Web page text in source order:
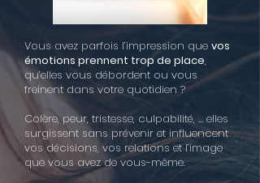
Vous avez parfois l’impression que vos
émotions prennent trop de place,
qu’elles vous débordent ou vous
freinent dans votre quotidien ?
Colère, peur, tristesse, culpabilité, … elles
surgissent sans prévenir et influencent
vos décisions, vos relations et l’image
que vous avez de vous-même.